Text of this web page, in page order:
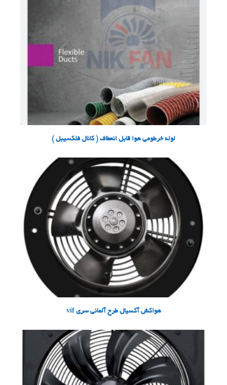
لوله خرطومی هوا قابل انعطاف ( کانال فلکسیبل )
هواکش آکسیال طرح آلمانی سری vif